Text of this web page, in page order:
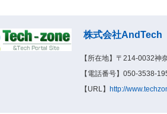
株式会社AndTech
【所在地】〒214-0032
【電話番号】050-3538-
【URL】
http://